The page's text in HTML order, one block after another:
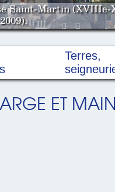
Saint-Martin (XVIIIe-
Terres,
ET